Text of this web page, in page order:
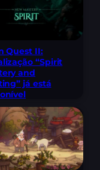
Quest II:
“Spirit
and
já está